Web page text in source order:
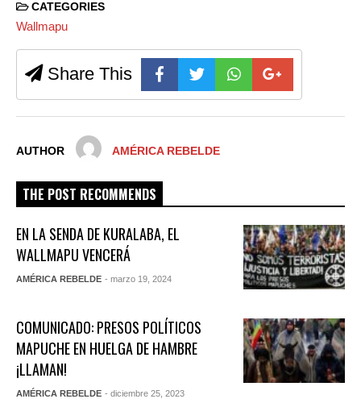
CATEGORIES
Wallmapu
Share This
AUTHOR AMÉRICA REBELDE
THE POST RECOMMENDS
EN LA SENDA DE KURALABA, EL
WALLMAPU VENCERÁ
AMÉRICA REBELDE - marzo 19, 2024
COMUNICADO: PRESOS POLÍTICOS
MAPUCHE EN HUELGA DE HAMBRE
¡LLAMAN!
AMÉRICA REBELDE - diciembre 25, 2023